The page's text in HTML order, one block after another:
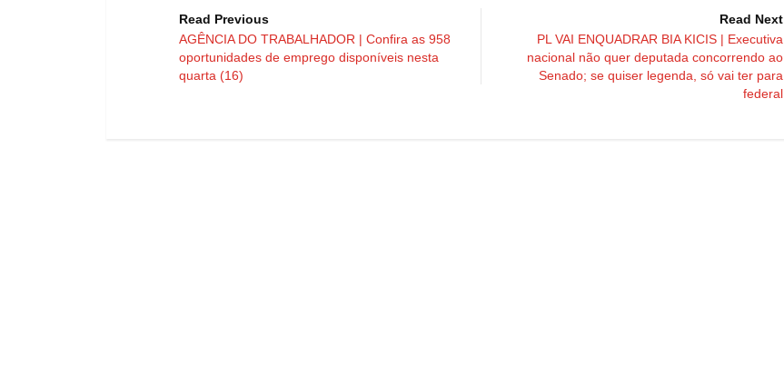
Read Previous
AGÊNCIA DO TRABALHADOR | Confira as 958
oportunidades de emprego disponíveis nesta
quarta (16)
Read Next
PL VAI ENQUADRAR BIA KICIS | Executiva
nacional não quer deputada concorrendo ao
Senado; se quiser legenda, só vai ter para
federal